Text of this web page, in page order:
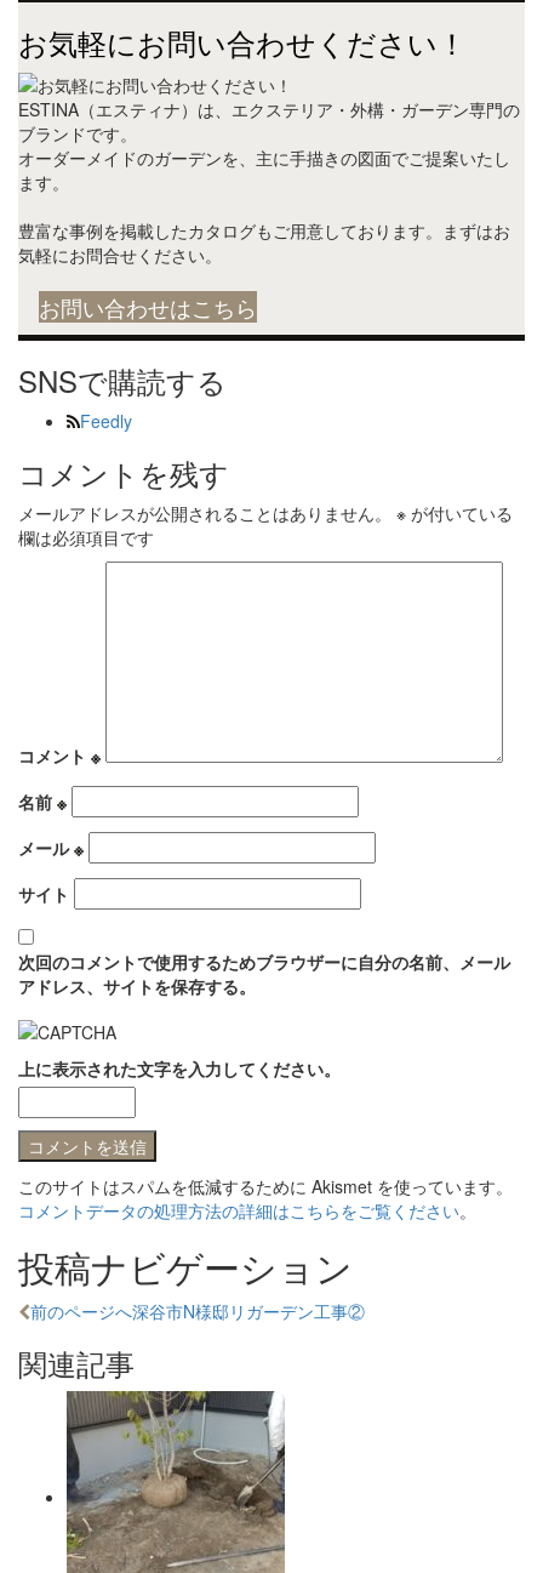
お気軽にお問い合わせください！
ESTINA（エスティナ）は、エクステリア・外構・ガーデン専門の
ブランドです。
オーダーメイドのガーデンを、主に手描きの図面でご提案いたし
ます。
豊富な事例を掲載したカタログもご用意しております。まずはお
気軽にお問合せください。
お問い合わせはこちら
SNSで購読する
Feedly
コメントを残す
メールアドレスが公開されることはありません。 ※ が付いている
欄は必須項目です
コメント ※
名前 ※
メール※
サイト
次回のコメントで使用するためブラウザーに自分の名前、メール
アドレス、サイトを保存する。
上に表示された文字を入力してください。
このサイトはスパムを低減するために Akismet を使っています。
コメントデータの処理方法の詳細はこちらをご覧ください。
投稿ナビゲーション
前のページへ深谷市N様邸リガーデン工事②
関連記事